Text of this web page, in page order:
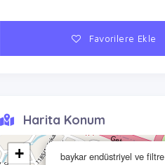
Favorilere Ekle
Harita Konum
baykar endüstriyel ve filtre
+